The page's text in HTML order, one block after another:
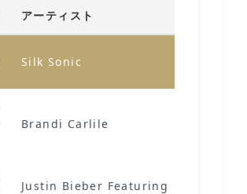
アーティスト
Silk Sonic
Brandi Carlile
Justin Bieber Featuring